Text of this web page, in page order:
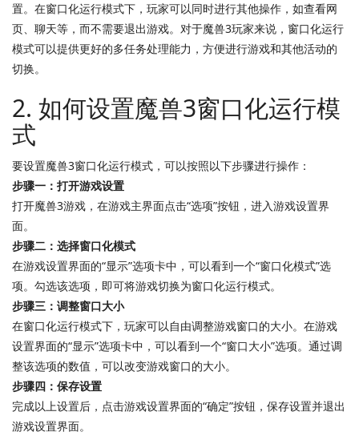
置。在窗口化运行模式下，玩家可以同时进行其他操作，如查看网
页、聊天等，而不需要退出游戏。对于魔兽3玩家来说，窗口化运行
模式可以提供更好的多任务处理能力，方便进行游戏和其他活动的
切换。
2. 如何设置魔兽3窗口化运行模
式
要设置魔兽3窗口化运行模式，可以按照以下步骤进行操作：
步骤一：打开游戏设置
打开魔兽3游戏，在游戏主界面点击“选项”按钮，进入游戏设置界
面。
步骤二：选择窗口化模式
在游戏设置界面的“显示”选项卡中，可以看到一个“窗口化模式”选
项。勾选该选项，即可将游戏切换为窗口化运行模式。
步骤三：调整窗口大小
在窗口化运行模式下，玩家可以自由调整游戏窗口的大小。在游戏
设置界面的“显示”选项卡中，可以看到一个“窗口大小”选项。通过调
整该选项的数值，可以改变游戏窗口的大小。
步骤四：保存设置
完成以上设置后，点击游戏设置界面的“确定”按钮，保存设置并退出
游戏设置界面。